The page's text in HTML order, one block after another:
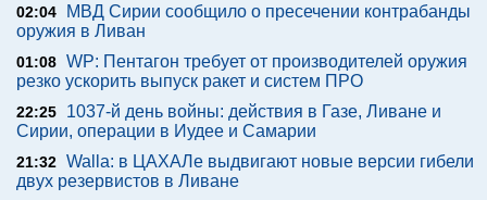
02:04
МВД Сирии сообщило о пресечении контрабанды
оружия в Ливан
01:08 WP: Пентагон требует от производителей оружия
резко ускорить выпуск ракет и систем ПРО
22:25
1037-й день войны: действия в Газе, Ливане и
Сирии, операции в Иудее и Самарии
21:32 Walla: в ЦАХАЛе выдвигают новые версии гибели
двух резервистов в Ливане